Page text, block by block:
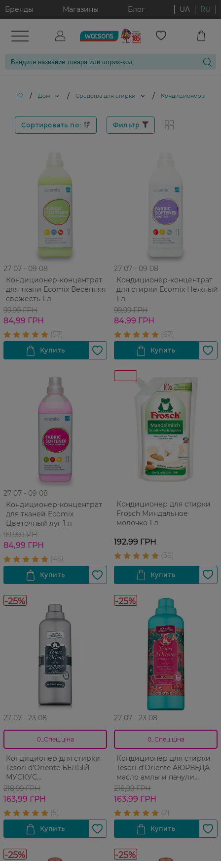
Бренды Магазины Блог UA RU
/ Дом / Средства для стирки / Кондиционеры и
Сортировать по: Фильтр
27 07 - 09 08
Кондиционер-концентрат
для ткани Ecomix Весенняя
свежесть 1 л
99,99 ГРН
84,99 ГРН
27 07 - 09 08
Кондиционер-концентрат
для стирки Ecomix Нежный
1 л
99,99 ГРН
84,99 ГРН
27 07 - 09 08
Кондиционер-концентрат
для тканей Ecomix
Цветочный луг 1 л
99,99 ГРН
84,99 ГРН
Кондиционер для стирки
Frosch Миндальное
молочко 1 л
192,99 ГРН
-25%
27 07 - 23 08
0_Спец.ціна
Кондиционер для стирки
Tesori d'Oriente БЕЛЫЙ
МУСКУС
парфюмированный 760 мл
218,99 ГРН
163,99 ГРН
-25%
27 07 - 23 08
0_Спец.ціна
Кондиционер для стирки
Tesori d'Oriente АЮРВЕДА
масло амлы и пачули
парфюмированный 760 мл
218,99 ГРН
163,99 ГРН
-25% -25%